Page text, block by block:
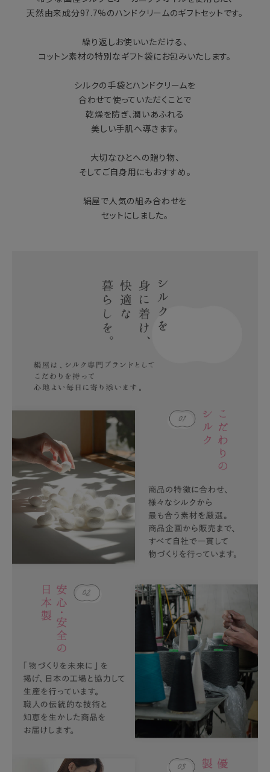
天然由来成分97.7%のハンドクリームのギフトセットです。
繰り返しお使いいただける、
コットン素材の特別なギフト袋にお包みいたします。
シルクの手袋とハンドクリームを
合わせて使っていただくことで
乾燥を防ぎ、潤いあふれる
美しい手肌へ導きます。
大切なひとへの贈り物、
そしてご自身用にもおすすめ。
絹屋で人気の組み合わせを
セットにしました。